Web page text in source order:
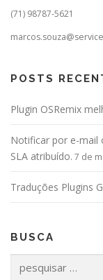
(71) 98787-5621
POSTS
Plugin OSRemix
Notificar por e-mail
SLA atribuído. 7 de
Traduções Plugins
BUSCA
por: